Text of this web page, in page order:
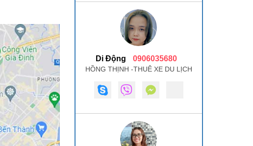
Di Động 0906035680
HỒNG THỊNH -THUÊ XE DU LỊCH